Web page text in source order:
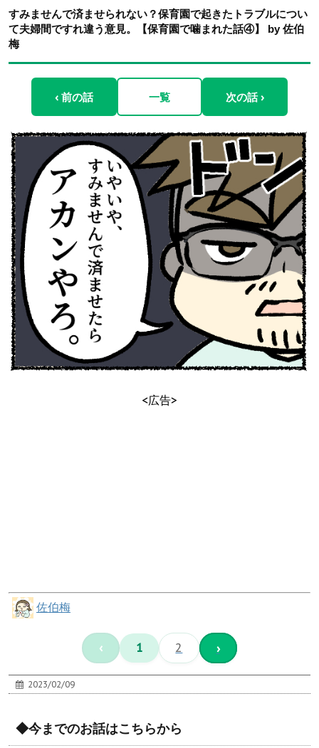
すみませんで済ませられない？保育園で起きたトラブルについ
て夫婦間ですれ違う意見。【保育園で噛まれた話④】 by 佐伯
梅
‹ 前の話 一覧 次の話 ›
<広告>
佐伯梅
‹ 1 2 ›
2023/02/09
◆今までのお話はこちらから